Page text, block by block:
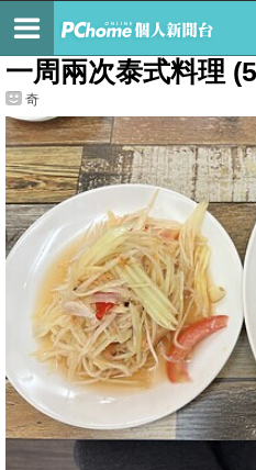
最新文章
一周兩次泰式料理
奇